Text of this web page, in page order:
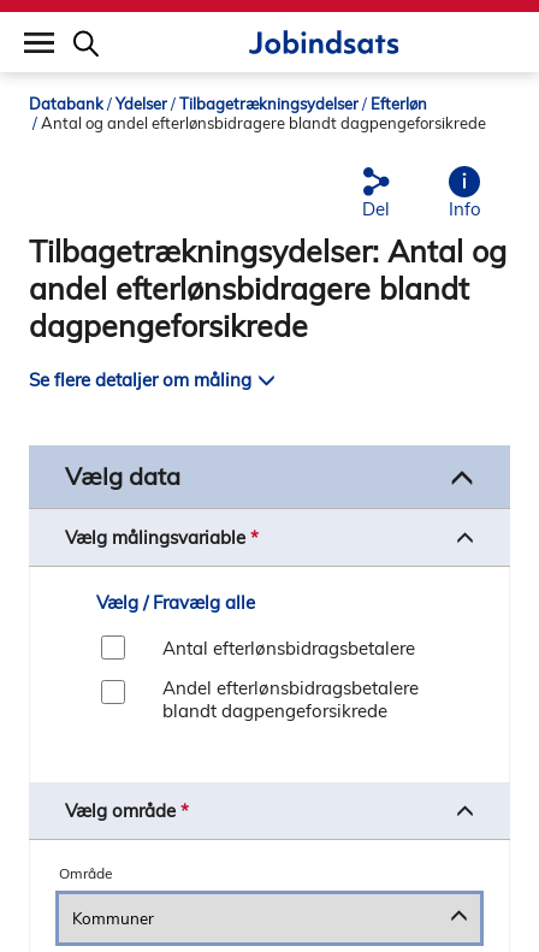
builddate: 2026-02-02 16:12:57
Databank Ydelser Tilbagetrækningsydelser
Efterløn
Antal og andel efterlønsbidragere blandt dagpengeforsikrede